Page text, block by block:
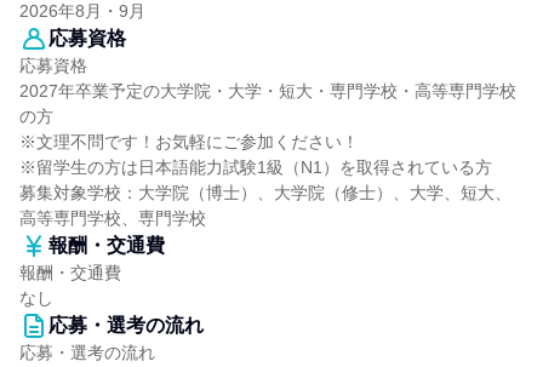
2026年8月・9月
応募資格
応募資格
2027年卒業予定の大学院・大学・短大・専門学校・高等専門学校
の方
※文理不問です！お気軽にご参加ください！
※留学生の方は日本語能力試験1級（N1）を取得されている方
募集対象学校：大学院（博士）、大学院（修士）、大学、短大、
高等専門学校、専門学校
報酬・交通費
報酬・交通費
なし
応募・選考の流れ
応募・選考の流れ